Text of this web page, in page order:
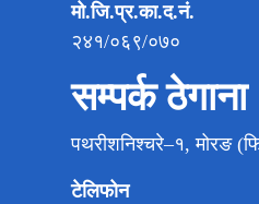
मो.जि.प्र.का.द.नं.
२४१/०६९/०७०
सम्पर्क ठेगाना
पथरीशनिश्चरे–१, मोरङ
टेलिफोन